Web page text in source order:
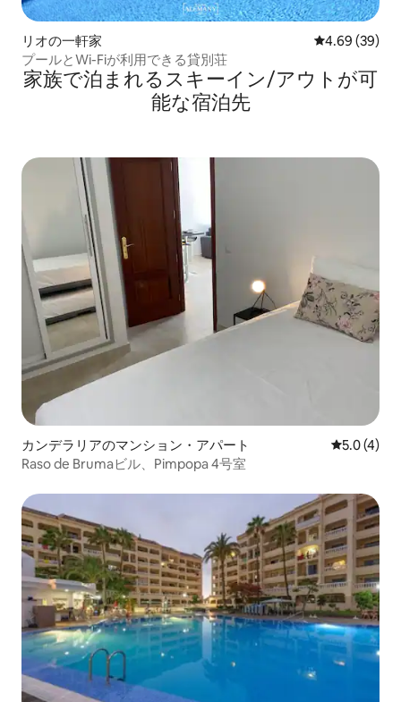
リオの一軒家 レビュー39
4.69 (39)
プールとWi-Fiが利用できる貸別荘
家族で泊まれるスキーイン/アウトが可
能な宿泊先
カンデラリアのマンション・アパート レビュー4
5.0 (4)
Raso de Brumaビル、Pimpopa 4号室